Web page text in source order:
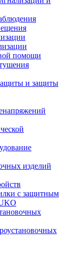
помощи
и защиты
изделий
с защитным